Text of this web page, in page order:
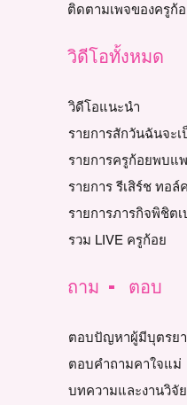
ติดตามเพจของครูก้
วิดีโอทั้งหมด
วิดีโอแนะนำ
รายการสักวันฉันจะ
รายการครูก้อยพบแ
รายการ รีเสิร์ช ทอล์ค
รายการภารกิจพิชิตเ
รวม LIVE ครูก้อย
ถาม - ตอบ
ตอบปัญหาผู้มีบุตรย
ตอบคำถามคาใจแม่
บทความและงานวิจัย